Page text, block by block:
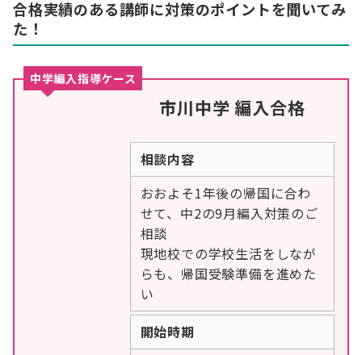
合格実績のある講師に対策のポイントを聞いてみ
た！
中学編入指導ケース
市川中学 編入合格
相談内容
おおよそ1年後の帰国に合わ
せて、中2の9月編入対策のご
相談
現地校での学校生活をしなが
らも、帰国受験準備を進めた
い
開始時期